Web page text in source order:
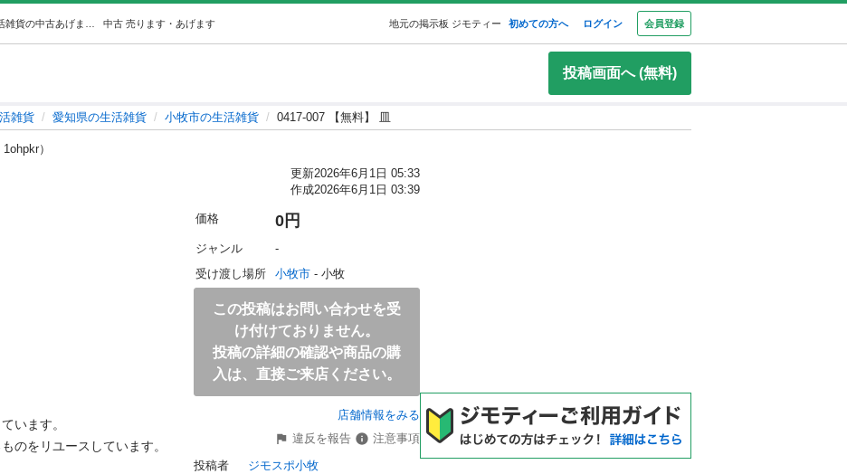
中古 売ります・あげます 地元の掲示板 ジモティー 初めての方へ ログイン 会員登録
投稿画面へ (無料)
雑貨 愛知県の生活雑貨 小牧市の生活雑貨 0417-007 【無料】 皿
）
更新2026年6月1日 05:33
作成2026年6月1日 03:39
います。
のをリユースしています。
価格 0円
ジャンル
-
受け渡し場所
小牧市 - 小牧
この投稿はお問い合わせを受
け付けておりません。
投稿の詳細の確認や商品の購
入は、直接ご来店ください。
店舗情報をみる
違反を報告
注意事項
投稿者
ジモスポ小牧